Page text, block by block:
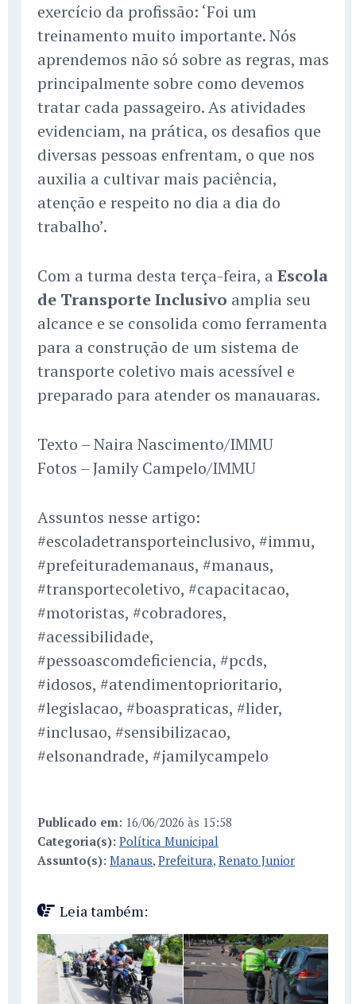
exercício da profissão: ‘Foi um
treinamento muito importante. Nós
aprendemos não só sobre as regras, mas
principalmente sobre como devemos
tratar cada passageiro. As atividades
evidenciam, na prática, os desafios que
diversas pessoas enfrentam, o que nos
auxilia a cultivar mais paciência,
atenção e respeito no dia a dia do
trabalho’.
Com a turma desta terça-feira, a Escola
de Transporte Inclusivo amplia seu
alcance e se consolida como ferramenta
para a construção de um sistema de
transporte coletivo mais acessível e
preparado para atender os manauaras.
Texto – Naira Nascimento/IMMU
Fotos – Jamily Campelo/IMMU
Assuntos nesse artigo:
#escoladetransporteinclusivo, #immu,
#prefeiturademanaus, #manaus,
#transportecoletivo, #capacitacao,
#motoristas, #cobradores,
#acessibilidade,
#pessoascomdeficiencia, #pcds,
#idosos, #atendimentoprioritario,
#legislacao, #boaspraticas, #lider,
#inclusao, #sensibilizacao,
#elsonandrade, #jamilycampelo
Publicado em: 16/06/2026 às 15:58
Categoria(s): Política Municipal
Assunto(s): Manaus, Prefeitura, Renato Junior
Leia também: